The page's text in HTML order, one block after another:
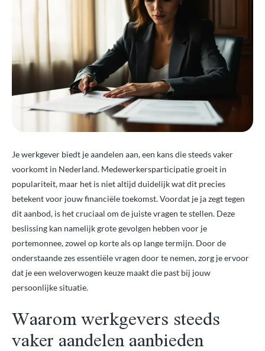
Je werkgever biedt je aandelen aan, een kans die steeds vaker
voorkomt in Nederland. Medewerkersparticipatie groeit in
populariteit, maar het is niet altijd duidelijk wat dit precies
betekent voor jouw financiële toekomst. Voordat je ja zegt tegen
dit aanbod, is het cruciaal om de juiste vragen te stellen. Deze
beslissing kan namelijk grote gevolgen hebben voor je
portemonnee, zowel op korte als op lange termijn. Door de
onderstaande zes essentiële vragen door te nemen, zorg je ervoor
dat je een weloverwogen keuze maakt die past bij jouw
persoonlijke situatie.
Waarom werkgevers steeds
vaker aandelen aanbieden